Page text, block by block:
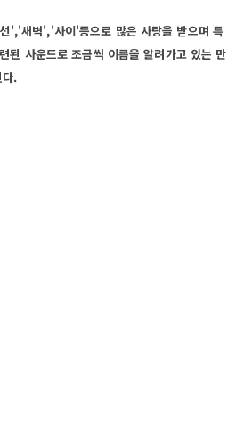
','새벽','사이'등으로 많은 사랑을 받으며 특
된 사운드로 조금씩 이름을 알려가고 있는 만
.